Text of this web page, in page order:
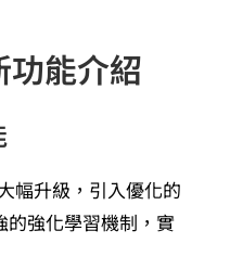
能介紹
幅升級，引入優化的
的強化學習機制，實